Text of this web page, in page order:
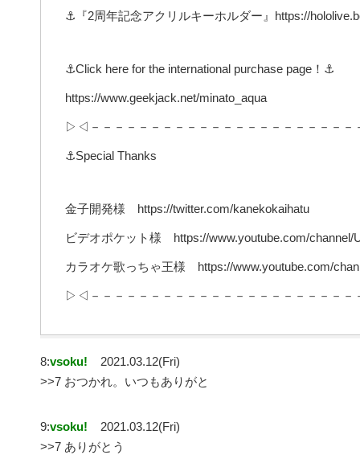
⚓『2周年記念アクリルキーホルダー』https://
⚓Click here for the international purchase page！⚓
https://www.geekjack.net/minato_aqua
▷◁－－－－－－－－－－－－－－－－－－－－－
⚓Special Thanks
金子開発様 https://twitter.com/kanekokaihatu
ビデオポケット様 https://www.youtube.com/channel/
カラオケ歌っちゃ王様 https://www.youtube.com/
▷◁－－－－－－－－－－－－－－－－－－－－－
8:vsoku!
2021.03.12(Fri)
>>7 おつかれ。いつもありがと
9:vsoku!
2021.03.12(Fri)
>>7 ありがとう